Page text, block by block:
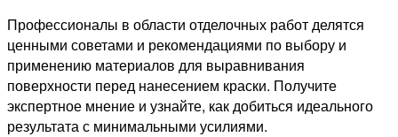
Профессионалы в области отделочных работ делятся
ценными советами и рекомендациями по выбору и
применению материалов для выравнивания
поверхности перед нанесением краски. Получите
экспертное мнение и узнайте, как добиться идеального
результата с минимальными усилиями.